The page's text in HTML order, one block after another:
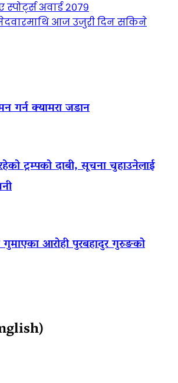
अवार्ड २०७९
आज उजुरी दिन सकिने
गर्न क्यामरा जडान
ट्रम्पको दाबी, सूचना चुहाउनेलाई
गुमाएका आराेही पुरबहादुर गुरुङको